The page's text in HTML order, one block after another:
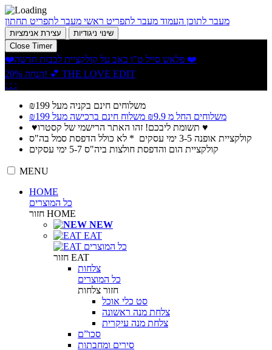
מעבר לתוכן העמוד מעבר לתפריט ראשי מעבר לתפריט תחתון
עצירת אנימציות
שינוי ניגודיות
Close Timer
❤️פלאש סייל ט"ו באב על קולקציית לבבות חדשה ❤️
20% הנחה! 💕 THE LOVE EDIT
: : :
משלוחים חינם בקניה מעל ₪199
משלוחים החל מ ₪9.9 משלוח חינם ברכישה מעל ₪199
♥️
♥️
קולקציית אופנה 3-5 ימי עסקים * לא כולל הדפסת סמל בה"ס
MENU
HOME
כל המוצרים
חזור HOME
NEW
EAT
כל המוצרים
חזור EAT
צלחות
כל המוצרים
חזור צלחות
סט כלי אוכל
צלחת מנה ראשונה
צלחת מנה עיקרית
סכו”ם
סירים ומחבתות